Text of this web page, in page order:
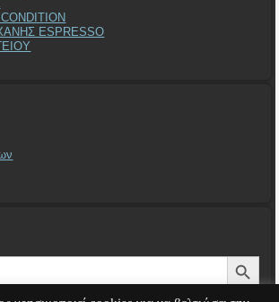
ESPRESSO
Search Button